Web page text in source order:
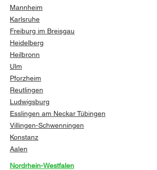
Mannheim
Karlsruhe
Freiburg im Breisgau
Heidelberg
Heilbronn
Ulm
Pforzheim
Reutlingen
Ludwigsburg
Esslingen am NeckarTübingen
Villingen-Schwenningen
Konstanz
Aalen
Nordrhein-Westfalen